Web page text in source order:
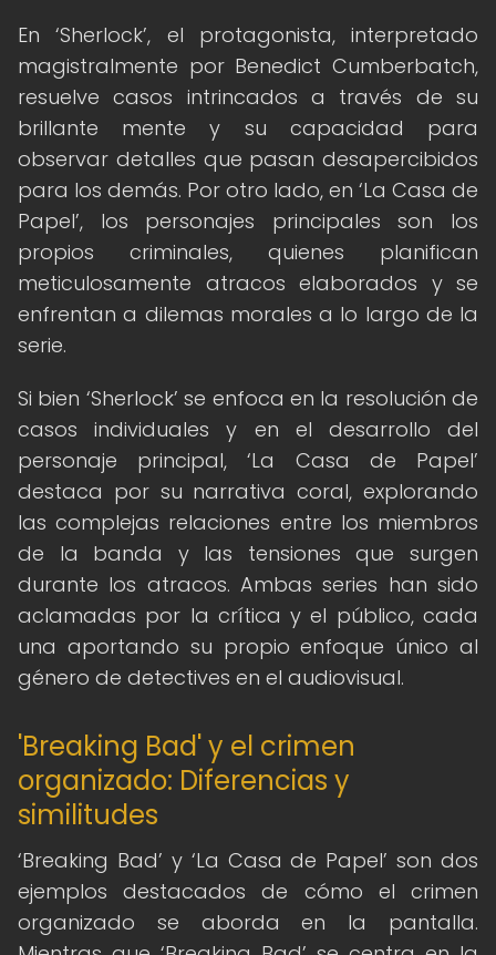
En ‘Sherlock’, el protagonista, interpretado
magistralmente por Benedict Cumberbatch,
resuelve casos intrincados a través de su
brillante mente y su capacidad para
observar detalles que pasan desapercibidos
para los demás. Por otro lado, en ‘La Casa de
Papel’, los personajes principales son los
propios criminales, quienes planifican
meticulosamente atracos elaborados y se
enfrentan a dilemas morales a lo largo de la
serie.
Si bien ‘Sherlock’ se enfoca en la resolución de
casos individuales y en el desarrollo del
personaje principal, ‘La Casa de Papel’
destaca por su narrativa coral, explorando
las complejas relaciones entre los miembros
de la banda y las tensiones que surgen
durante los atracos. Ambas series han sido
aclamadas por la crítica y el público, cada
una aportando su propio enfoque único al
género de detectives en el audiovisual.
'Breaking Bad' y el crimen
organizado: Diferencias y
similitudes
‘Breaking Bad’ y ‘La Casa de Papel’ son dos
ejemplos destacados de cómo el crimen
organizado se aborda en la pantalla.